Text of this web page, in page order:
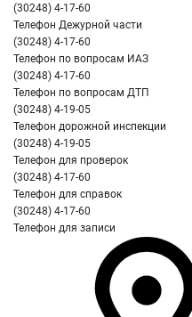
(30248) 4-17-60
Телефон Дежурной части
(30248) 4-17-60
Телефон по вопросам ИАЗ
(30248) 4-17-60
Телефон по вопросам ДТП
(30248) 4-19-05
Телефон дорожной инспекции
(30248) 4-19-05
Телефон для проверок
(30248) 4-17-60
Телефон для справок
(30248) 4-17-60
Телефон для записи